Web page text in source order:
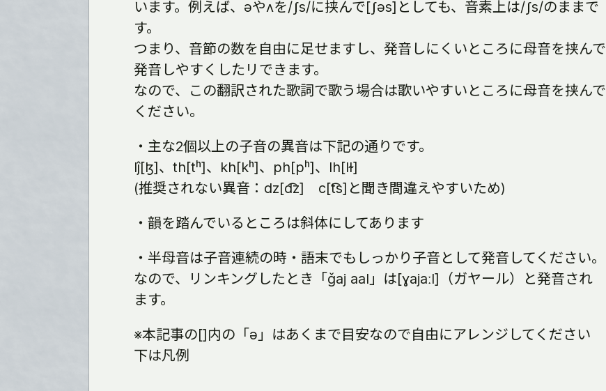
います。例えば、əやʌを/ʃs/に挟んで[ʃəs]としても、音素上は/ʃs/のままで
す。
つまり、音節の数を自由に足せますし、発音しにくいところに母音を挟んで
発音しやすくしたリできます。
なので、この翻訳された歌詞で歌う場合は歌いやすいところに母音を挟んで
ください。
・主な2個以上の子音の異音は下記の通りです。
lĵ[ɮ]、th[tʰ]、kh[kʰ]、ph[pʰ]、lh[lɫ]
(推奨されない異音：dz[d͡z] c[t͡s]と聞き間違えやすいため)
・韻を踏んでいるところは斜体にしてあります
・半母音は子音連続の時・語末でもしっかり子音として発音してください。
なので、リンキングしたとき「ǧaj aal」は[ɣajaːl]（ガヤール）と発音され
ます。
※本記事の[]内の「ə」はあくまで目安なので自由にアレンジしてください
下は凡例